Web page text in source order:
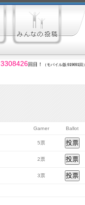
3308426回目！ （モバイル版:919691回）
Garner Ballot
5票
2票
3票